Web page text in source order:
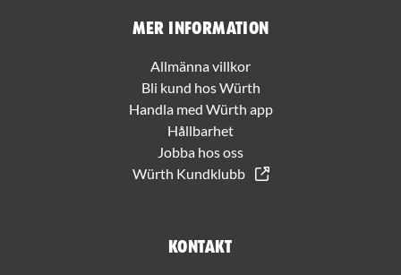
Mer information
Allmänna villkor
Bli kund hos Würth
Handla med Würth app
Hållbarhet
Jobba hos oss
Würth Kundklubb
Kontakt